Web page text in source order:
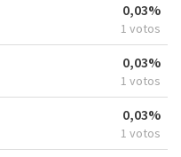
0,03%
1 votos
0,03%
1 votos
0,03%
1 votos